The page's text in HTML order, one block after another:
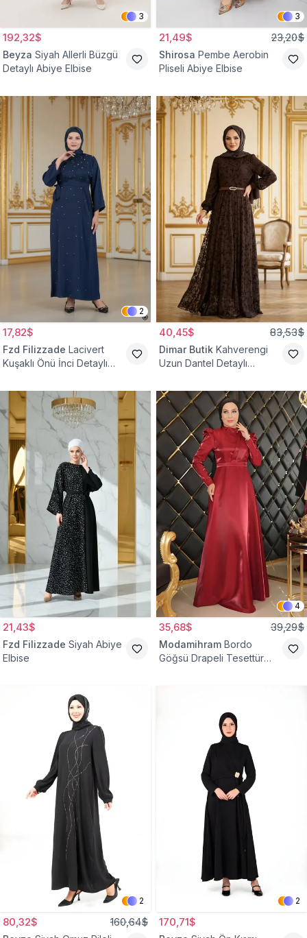
3
192,32$
Beyza Siyah Allerli Büzgü
Detaylı Abiye Elbise
3
21,49$ 23,20$
Shirosa Pembe Aerobin
Pliseli Abiye Elbise
2
17,82$
Fzd Filizzade Lacivert
Kuşaklı Önü İnci Detaylı
40,45$ 83,53$
Dimar Butik Kahverengi
Uzun Dantel Detaylı
21,43$
Fzd Filizzade Siyah Abiye
Elbise
4
35,68$ 39,29$
Modamihram Bordo
Göğsü Drapeli Tesettür
2
80,32$ 160,64$
2
170,71$